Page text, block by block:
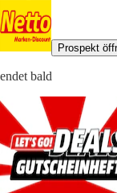
Prospekt
endet bald